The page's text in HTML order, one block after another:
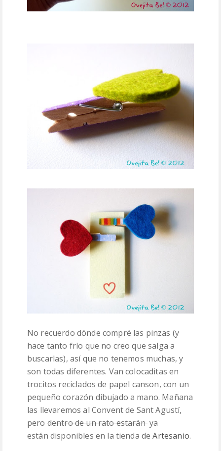
No recuerdo dónde compré las pinzas (y
hace tanto frío que no creo que salga a
buscarlas), así que no tenemos muchas, y
son todas diferentes. Van colocaditas en
trocitos reciclados de papel canson, con un
pequeño corazón dibujado a mano. Mañana
las llevaremos al Convent de Sant Agustí,
perodentro de un rato estaránya
están disponibles en la tienda deArtesanio.